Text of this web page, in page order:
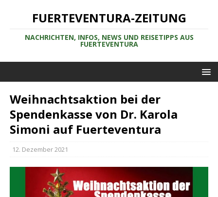
FUERTEVENTURA-ZEITUNG
NACHRICHTEN, INFOS, NEWS UND REISETIPPS AUS
FUERTEVENTURA
Weihnachtsaktion bei der
Spendenkasse von Dr. Karola
Simoni auf Fuerteventura
12. Dezember 2021